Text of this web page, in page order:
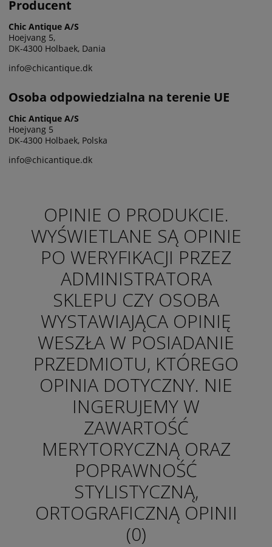
Producent
Chic Antique A/S
Hoejvang 5,
DK-4300 Holbaek, Dania
info@chicantique.dk
Osoba odpowiedzialna na terenie UE
Chic Antique A/S
Hoejvang 5
DK-4300 Holbaek, Polska
info@chicantique.dk
OPINIE O PRODUKCIE.
WYŚWIETLANE SĄ OPINIE
PO WERYFIKACJI PRZEZ
ADMINISTRATORA
SKLEPU CZY OSOBA
WYSTAWIAJĄCA OPINIĘ
WESZŁA W POSIADANIE
PRZEDMIOTU, KTÓREGO
OPINIA DOTYCZNY. NIE
INGERUJEMY W
ZAWARTOŚĆ
MERYTORYCZNĄ ORAZ
POPRAWNOŚĆ
STYLISTYCZNĄ,
ORTOGRAFICZNĄ OPINII
(0)